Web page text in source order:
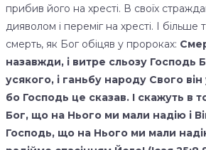
прибив його на хресті. В своїх
дияволом і переміг на хресті. І більше
смерть, як Бог обіцяв у пророках:
назавжди, і витре сльозу Господь
усякого, і ганьбу народу Свого він
бо Господь це сказав. І скажуть в
Бог, що на Нього ми мали надію і
Господь, що на Нього ми мали